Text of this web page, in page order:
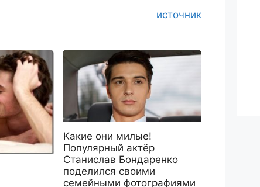
источник
Какие они милые!
Популярный актёр
Станислав Бондаренко
поделился своими
семейными фотографиями